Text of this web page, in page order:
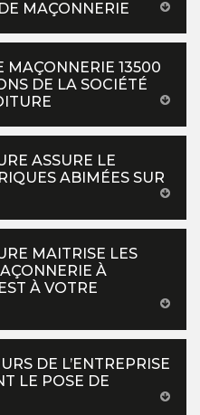
MAÇONNERIE
MAÇONNERIE 13500
DE LA SOCIÉTÉ
ASSURE LE
ABIMÉES SUR
MAITRISE LES
À
À VOTRE
DE L’ENTREPRISE
LE POSE DE